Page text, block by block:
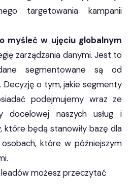
targetowania kampanii
myśleć w ujęciu globalnym
zarządzania danymi. Jest to
segmentowane są od
Decyzję o tym, jakie segmenty
podejmujemy wraz ze
docelowej naszych usług i
które będą stanowiły bazę dla
które w późniejszym
możesz przeczytać